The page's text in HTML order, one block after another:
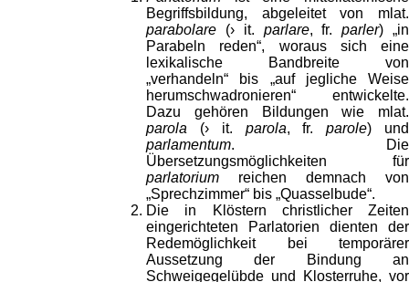
Begriffsbildung, abgeleitet von mlat.
parabolare (› it. parlare, fr.parler) „in
Parabeln reden“, woraus sich eine
lexikalische Bandbreite von
„verhandeln“ bis „auf jegliche Weise
herumschwadronieren“ entwickelte.
Dazu gehören Bildungen wie mlat.
parola (› it. parola, fr.parole) und
parlamentum. Die
Übersetzungsmöglichkeiten für
parlatorium reichen demnach von
„Sprechzimmer“ bis „Quasselbude“.
Die in Klöstern christlicher Zeiten
eingerichteten Parlatorien dienten der
Redemöglichkeit bei temporärer
Aussetzung der Bindung an
Schweigegelübde und Klosterruhe, vor